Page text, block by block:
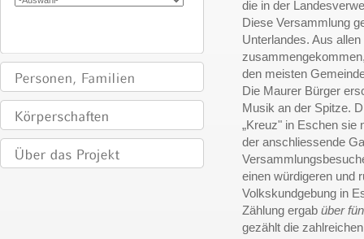
die in der
Diese Versammlung
Unterlandes. Aus
den meisten
Die Maurer Bürger
Musik an der Spitze.
„Kreuz" in Eschen sie
der anschliessende
einen würdigeren und
Volkskundgebung in
Zählung ergab über
gezählt die